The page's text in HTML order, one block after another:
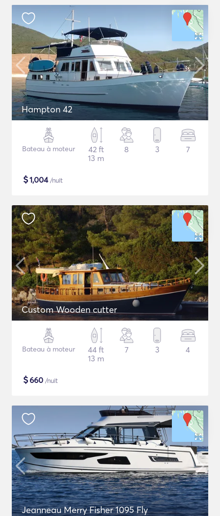
Hampton 42
Bateau à moteur
42 ft
13 m
8 3 7
$1,004/nuit
Custom Wooden cutter
Bateau à moteur
44 ft
13 m
7 3 4
$660 /nuit
Jeanneau Merry Fisher 1095 Fly